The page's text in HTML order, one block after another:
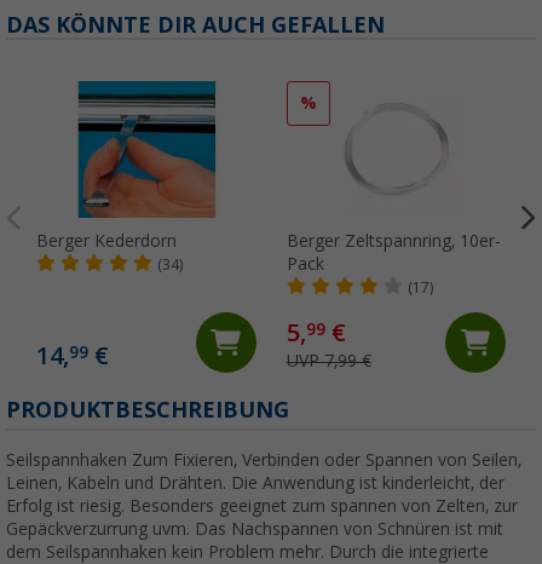
DAS KÖNNTE DIR AUCH GEFALLEN
Berger Kederdorn
(34)
14,99 €
%
Berger Zeltspannring, 10er-
Pack
(17)
5,99€
UVP 7,99 €
PRODUKTBESCHREIBUNG
Seilspannhaken Zum Fixieren, Verbinden oder Spannen von Seilen,
Leinen, Kabeln und Drähten. Die Anwendung ist kinderleicht, der
Erfolg ist riesig. Besonders geeignet zum spannen von Zelten, zur
Gepäckverzurrung uvm. Das Nachspannen von Schnüren ist mit
dem Seilspannhaken kein Problem mehr. Durch die integrierte